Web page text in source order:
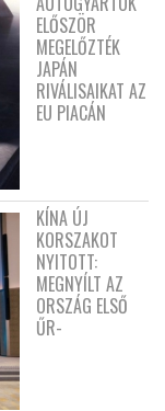
ELŐSZÖR
MEGELŐZTÉK
JAPÁN
RIVÁLISAIKAT AZ
EU PIACÁN
KÍNA ÚJ
KORSZAKOT
NYITOTT:
MEGNYÍLT AZ
ORSZÁG ELSŐ
ŰR-